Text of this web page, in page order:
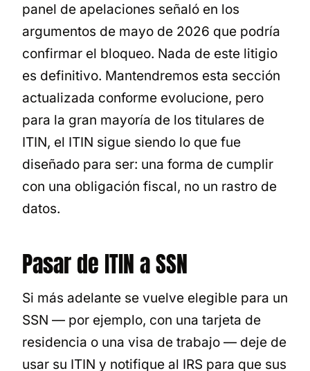
panel de apelaciones señaló en los
argumentos de mayo de 2026 que podría
confirmar el bloqueo. Nada de este litigio
es definitivo. Mantendremos esta sección
actualizada conforme evolucione, pero
para la gran mayoría de los titulares de
ITIN, el ITIN sigue siendo lo que fue
diseñado para ser: una forma de cumplir
con una obligación fiscal, no un rastro de
datos.
Pasar de ITIN a SSN
Si más adelante se vuelve elegible para un
SSN — por ejemplo, con una tarjeta de
residencia o una visa de trabajo — deje de
usar su ITIN y notifique al IRS para que sus